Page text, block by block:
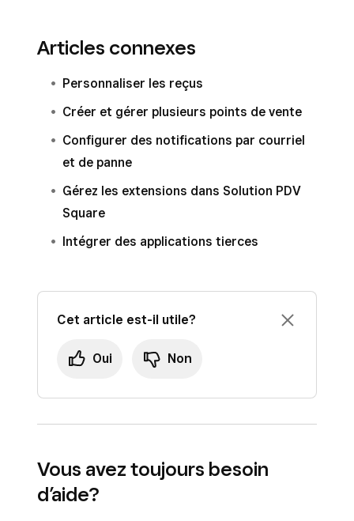
Articles connexes
Personnaliser les reçus
Créer et gérer plusieurs points de vente
Configurer des notifications par courriel
et de panne
Gérez les extensions dans Solution PDV
Square
Intégrer des applications tierces
Cet article est-il utile?
Oui Non
Vous avez toujours besoin
d’aide?